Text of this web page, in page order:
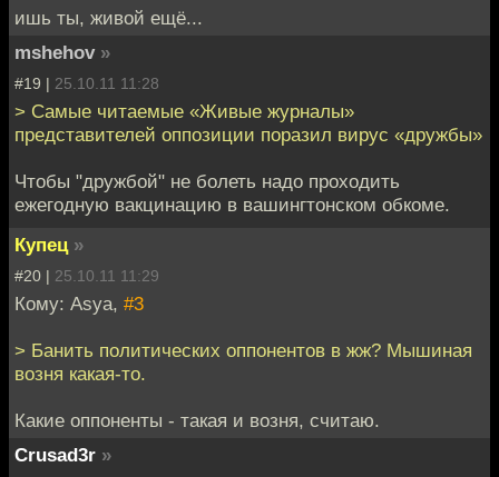
ишь ты, живой ещё...
mshehov »
#19 | 25.10.11 11:28
> Самые читаемые «Живые журналы»
представителей оппозиции поразил вирус «дружбы»
Чтобы "дружбой" не болеть надо проходить
ежегодную вакцинацию в вашингтонском обкоме.
Купец »
#20 | 25.10.11 11:29
Кому: Asya, #3
> Банить политических оппонентов в жж? Мышиная
возня какая-то.
Какие оппоненты - такая и возня, считаю.
Crusad3r »